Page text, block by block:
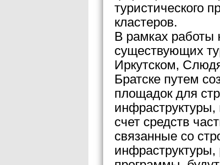
туристического
кластеров.
В рамках работы
существующих
Иркутском,
Братске путем
площадок для
инфраструктуры,
счет средств
связанные со